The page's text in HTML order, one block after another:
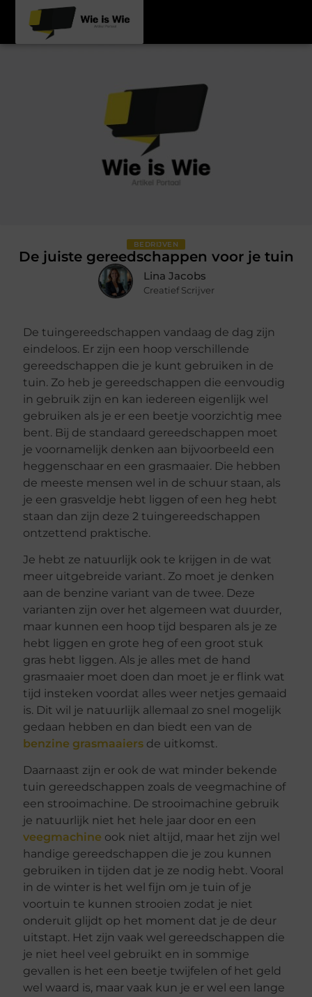
BEDRIJVEN
De juiste gereedschappen voor je tuin
Lina Jacobs
Creatief Scrijver
De tuingereedschappen vandaag de dag zijn
eindeloos. Er zijn een hoop verschillende
gereedschappen die je kunt gebruiken in de
tuin. Zo heb je gereedschappen die eenvoudig
in gebruik zijn en kan iedereen eigenlijk wel
gebruiken als je er een beetje voorzichtig mee
bent. Bij de standaard gereedschappen moet
je voornamelijk denken aan bijvoorbeeld een
heggenschaar en een grasmaaier. Die hebben
de meeste mensen wel in de schuur staan, als
je een grasveldje hebt liggen of een heg hebt
staan dan zijn deze 2 tuingereedschappen
ontzettend praktische.
Je hebt ze natuurlijk ook te krijgen in de wat
meer uitgebreide variant. Zo moet je denken
aan de benzine variant van de twee. Deze
varianten zijn over het algemeen wat duurder,
maar kunnen een hoop tijd besparen als je ze
hebt liggen en grote heg of een groot stuk
gras hebt liggen. Als je alles met de hand
grasmaaier moet doen dan moet je er flink wat
tijd insteken voordat alles weer netjes gemaaid
is. Dit wil je natuurlijk allemaal zo snel mogelijk
gedaan hebben en dan biedt een van de
benzine grasmaaiers de uitkomst.
Daarnaast zijn er ook de wat minder bekende
tuin gereedschappen zoals de veegmachine of
een strooimachine. De strooimachine gebruik
je natuurlijk niet het hele jaar door en een
veegmachine ook niet altijd, maar het zijn wel
handige gereedschappen die je zou kunnen
gebruiken in tijden dat je ze nodig hebt. Vooral
in de winter is het wel fijn om je tuin of je
voortuin te kunnen strooien zodat je niet
onderuit glijdt op het moment dat je de deur
uitstapt. Het zijn vaak wel gereedschappen die
je niet heel veel gebruikt en in sommige
gevallen is het een beetje twijfelen of het geld
wel waard is, maar vaak kun je er wel een lange